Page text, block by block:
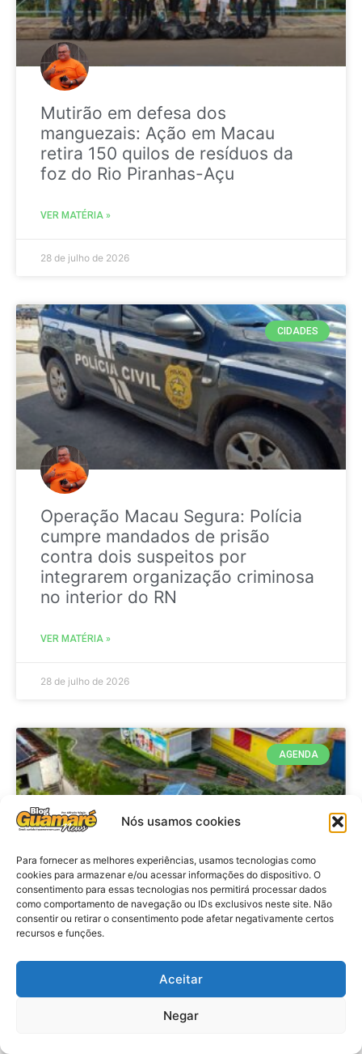
Nós usamos cookies
Para fornecer as melhores experiências, usamos tecnologias como
cookies para armazenar e/ou acessar informações do dispositivo. O
consentimento para essas tecnologias nos permitirá processar dados
como comportamento de navegação ou IDs exclusivos neste site. Não
consentir ou retirar o consentimento pode afetar negativamente certos
recursos e funções.
Aceitar
Negar
Mutirão em defesa dos
manguezais: Ação em Macau
retira 150 quilos de resíduos da
foz do Rio Piranhas-Açu
VER MATÉRIA »
28 de julho de 2026
CIDADES
Operação Macau Segura: Polícia
cumpre mandados de prisão
contra dois suspeitos por
integrarem organização criminosa
no interior do RN
VER MATÉRIA »
28 de julho de 2026
AGENDA
Agenda: 10ª Mostra Pedagógica
da Casa Durval Paiva acontecerá
nesta quarta-feira (29)